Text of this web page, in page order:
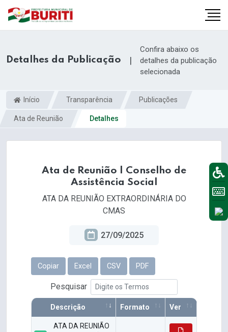
Detalhes da Publicação |
Confira abaixo os
detalhes da publicação
selecionada
Início Transparência Publicações
Ata de Reunião Detalhes
Ata de Reunião | Conselho de
Assistência Social
ATA DA REUNIÃO EXTRAORDINÁRIA DO
CMAS
27/09/2025
Copiar Excel CSV PDF
Pesquisar
Descrição Formato Ver
ATA DA REUNIÃO